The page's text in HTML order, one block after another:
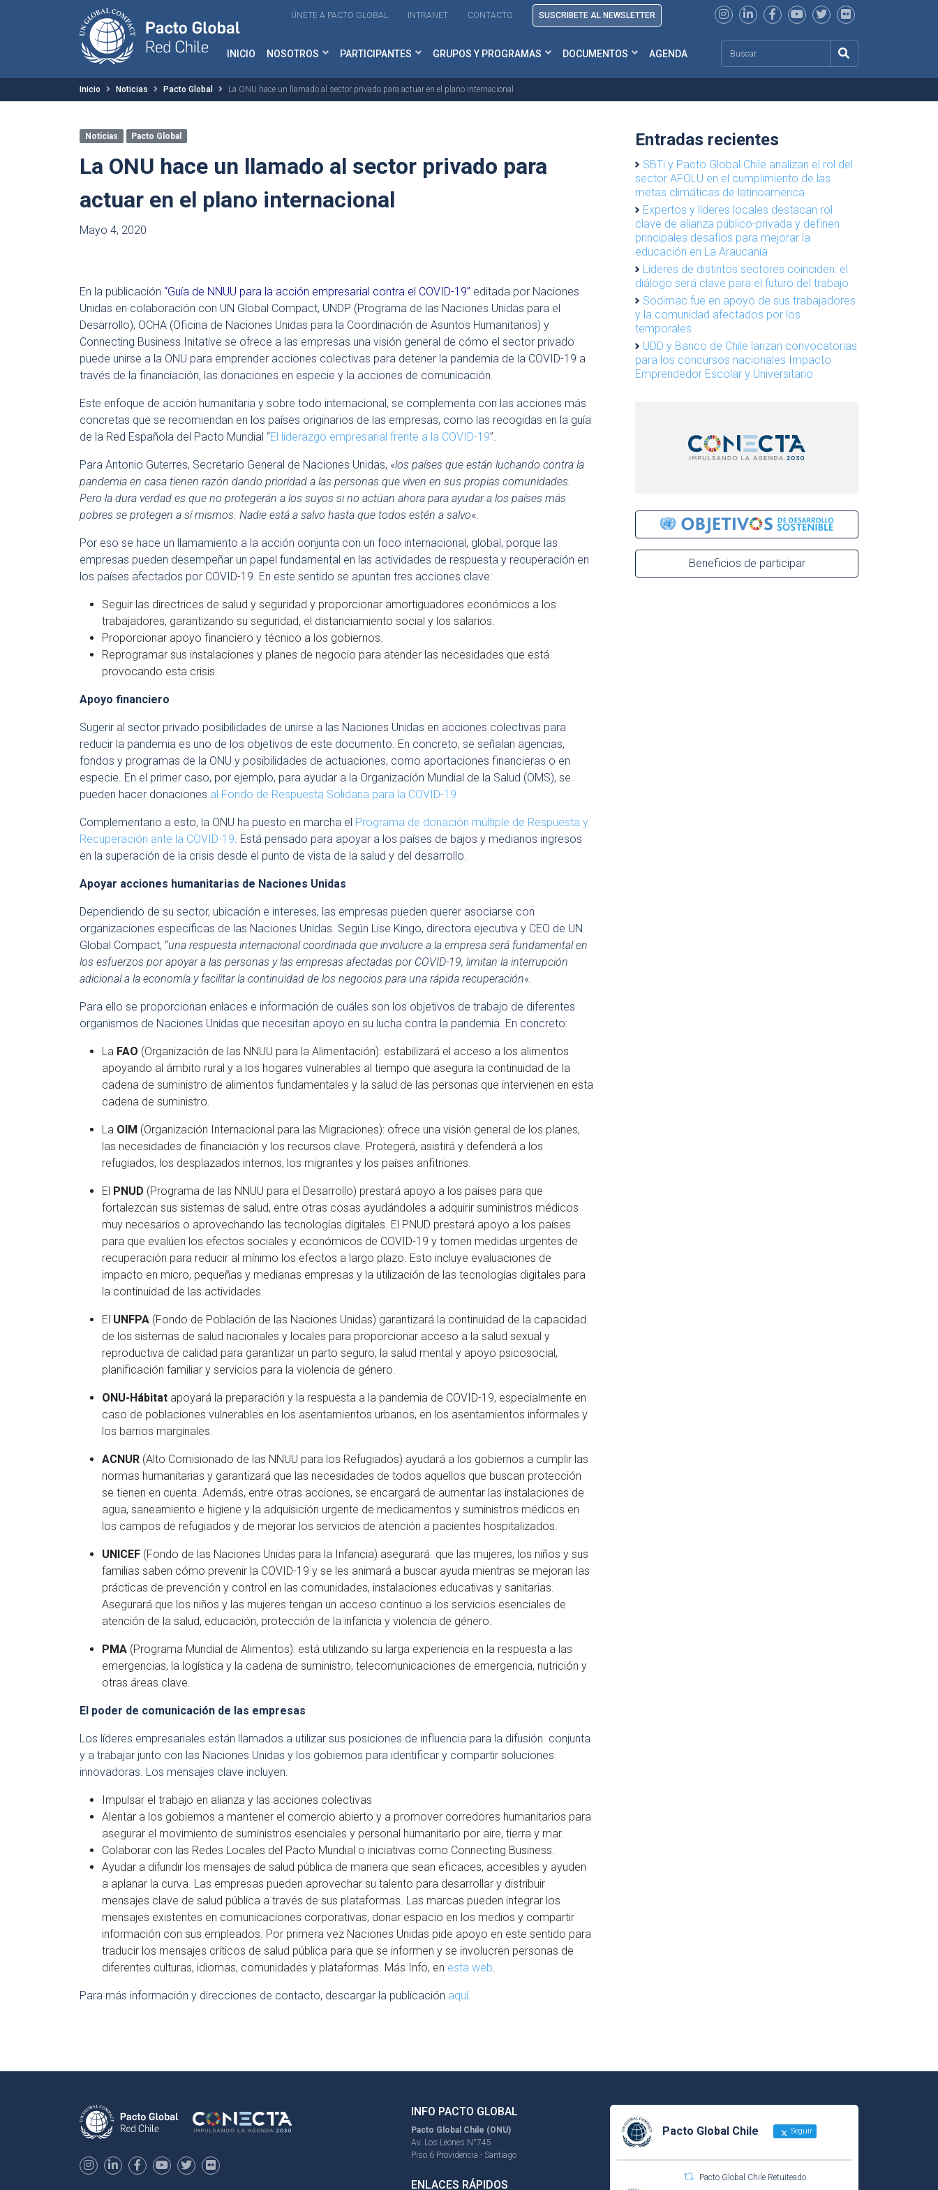
ÚNETE A PACTO GLOBAL INTRANET CONTACTO SUSCRIBETE AL NEWSLETTER
INICIO NOSOTROS PARTICIPANTES GRUPOS Y PROGRAMAS DOCUMENTOS AGENDA
Inicio Noticias Pacto Global La ONU hace un llamado al sector privado para actuar en el plano internacional
Noticias Pacto Global
La ONU hace un llamado al sector privado para
actuar en el plano internacional
Mayo 4, 2020
En la publicación “Guía de NNUU para la acción empresarial contra el COVID-19” editada por Naciones
Unidas en colaboración con UN Global Compact, UNDP (Programa de las Naciones Unidas para el
Desarrollo), OCHA (Oficina de Naciones Unidas para la Coordinación de Asuntos Humanitarios) y
Connecting Business Initative se ofrece a las empresas una visión general de cómo el sector privado
puede unirse a la ONU para emprender acciones colectivas para detener la pandemia de la COVID-19 a
través de la financiación, las donaciones en especie y la acciones de comunicación.
Este enfoque de acción humanitaria y sobre todo internacional, se complementa con las acciones más
concretas que se recomiendan en los países originarios de las empresas, como las recogidas en la guía
de la Red Española del Pacto Mundial “El liderazgo empresarial frente a la COVID-19”.
Para Antonio Guterres, Secretario General de Naciones Unidas, «los países que están luchando contra la
pandemia en casa tienen razón dando prioridad a las personas que viven en sus propias comunidades.
Pero la dura verdad es que no protegerán a los suyos si no actúan ahora para ayudar a los países más
pobres se protegen a sí mismos. Nadie está a salvo hasta que todos estén a salvo«.
Por eso se hace un llamamiento a la acción conjunta con un foco internacional, global, porque las
empresas pueden desempeñar un papel fundamental en las actividades de respuesta y recuperación en
los países afectados por COVID-19. En este sentido se apuntan tres acciones clave:
Seguir las directrices de salud y seguridad y proporcionar amortiguadores económicos a los
trabajadores, garantizando su seguridad, el distanciamiento social y los salarios.
Proporcionar apoyo financiero y técnico a los gobiernos.
Reprogramar sus instalaciones y planes de negocio para atender las necesidades que está
provocando esta crisis.
Apoyo financiero
Sugerir al sector privado posibilidades de unirse a las Naciones Unidas en acciones colectivas para
reducir la pandemia es uno de los objetivos de este documento. En concreto, se señalan agencias,
fondos y programas de la ONU y posibilidades de actuaciones, como aportaciones financieras o en
especie. En el primer caso, por ejemplo, para ayudar a la Organización Mundial de la Salud (OMS), se
pueden hacer donaciones al Fondo de Respuesta Solidaria para la COVID-19.
Complementario a esto, la ONU ha puesto en marcha el Programa de donación múltiple de Respuesta y
Recuperación ante la COVID-19. Está pensado para apoyar a los países de bajos y medianos ingresos
en la superación de la crisis desde el punto de vista de la salud y del desarrollo.
Apoyar acciones humanitarias de Naciones Unidas
Dependiendo de su sector, ubicación e intereses, las empresas pueden querer asociarse con
organizaciones específicas de las Naciones Unidas. Según Lise Kingo, directora ejecutiva y CEO de UN
Global Compact, “una respuesta internacional coordinada que involucre a la empresa será fundamental en
los esfuerzos por apoyar a las personas y las empresas afectadas por COVID-19, limitan la interrupción
adicional a la economía y facilitar la continuidad de los negocios para una rápida recuperación«.
Para ello se proporcionan enlaces e información de cuáles son los objetivos de trabajo de diferentes
organismos de Naciones Unidas que necesitan apoyo en su lucha contra la pandemia. En concreto:
La FAO (Organización de las NNUU para la Alimentación): estabilizará el acceso a los alimentos
apoyando al ámbito rural y a los hogares vulnerables al tiempo que asegura la continuidad de la
cadena de suministro de alimentos fundamentales y la salud de las personas que intervienen en esta
cadena de suministro.
La OIM (Organización Internacional para las Migraciones): ofrece una visión general de los planes,
las necesidades de financiación y los recursos clave. Protegerá, asistirá y defenderá a los
refugiados, los desplazados internos, los migrantes y los países anfitriones.
El PNUD (Programa de las NNUU para el Desarrollo) prestará apoyo a los países para que
fortalezcan sus sistemas de salud, entre otras cosas ayudándoles a adquirir suministros médicos
muy necesarios o aprovechando las tecnologías digitales. El PNUD prestará apoyo a los países
para que evalúen los efectos sociales y económicos de COVID-19 y tomen medidas urgentes de
recuperación para reducir al mínimo los efectos a largo plazo. Esto incluye evaluaciones de
impacto en micro, pequeñas y medianas empresas y la utilización de las tecnologías digitales para
la continuidad de las actividades.
El UNFPA (Fondo de Población de las Naciones Unidas) garantizará la continuidad de la capacidad
de los sistemas de salud nacionales y locales para proporcionar acceso a la salud sexual y
reproductiva de calidad para garantizar un parto seguro, la salud mental y apoyo psicosocial,
planificación familiar y servicios para la violencia de género.
ONU-Hábitat apoyará la preparación y la respuesta a la pandemia de COVID-19, especialmente en
caso de poblaciones vulnerables en los asentamientos urbanos, en los asentamientos informales y
los barrios marginales.
ACNUR (Alto Comisionado de las NNUU para los Refugiados) ayudará a los gobiernos a cumplir las
normas humanitarias y garantizará que las necesidades de todos aquellos que buscan protección
se tienen en cuenta. Además, entre otras acciones, se encargará de aumentar las instalaciones de
agua, saneamiento e higiene y la adquisición urgente de medicamentos y suministros médicos en
los campos de refugiados y de mejorar los servicios de atención a pacientes hospitalizados.
UNICEF (Fondo de las Naciones Unidas para la Infancia) asegurará que las mujeres, los niños y sus
familias saben cómo prevenir la COVID-19 y se les animará a buscar ayuda mientras se mejoran las
prácticas de prevención y control en las comunidades, instalaciones educativas y sanitarias.
Asegurará que los niños y las mujeres tengan un acceso continuo a los servicios esenciales de
atención de la salud, educación, protección de la infancia y violencia de género.
PMA (Programa Mundial de Alimentos): está utilizando su larga experiencia en la respuesta a las
emergencias, la logística y la cadena de suministro, telecomunicaciones de emergencia, nutrición y
otras áreas clave.
El poder de comunicación de las empresas
Los líderes empresariales están llamados a utilizar sus posiciones de influencia para la difusión conjunta
y a trabajar junto con las Naciones Unidas y los gobiernos para identificar y compartir soluciones
innovadoras. Los mensajes clave incluyen:
Impulsar el trabajo en alianza y las acciones colectivas
Alentar a los gobiernos a mantener el comercio abierto y a promover corredores humanitarios para
asegurar el movimiento de suministros esenciales y personal humanitario por aire, tierra y mar.
Colaborar con las Redes Locales del Pacto Mundial o iniciativas como Connecting Business.
Ayudar a difundir los mensajes de salud pública de manera que sean eficaces, accesibles y ayuden
a aplanar la curva. Las empresas pueden aprovechar su talento para desarrollar y distribuir
mensajes clave de salud pública a través de sus plataformas. Las marcas pueden integrar los
mensajes existentes en comunicaciones corporativas, donar espacio en los medios y compartir
información con sus empleados. Por primera vez Naciones Unidas pide apoyo en este sentido para
traducir los mensajes críticos de salud pública para que se informen y se involucren personas de
diferentes culturas, idiomas, comunidades y plataformas. Más Info, en esta web.
Para más información y direcciones de contacto, descargar la publicación aquí.
Entradas recientes
SBTi y Pacto Global Chile analizan el rol del
sector AFOLU en el cumplimiento de las
metas climáticas de latinoamérica
Expertos y líderes locales destacan rol
clave de alianza público-privada y definen
principales desafíos para mejorar la
educación en La Araucanía
Líderes de distintos sectores coinciden: el
diálogo será clave para el futuro del trabajo
Sodimac fue en apoyo de sus trabajadores
y la comunidad afectados por los
temporales
UDD y Banco de Chile lanzan convocatorias
para los concursos nacionales Impacto
Emprendedor Escolar y Universitario
Beneficios de participar
INFO PACTO GLOBAL
Pacto Global Chile (ONU)
Av. Los Leones N°745
Piso 6 Providencia - Santiago
ENLACES RÁPIDOS
Pacto Global Chile Seguir
Pacto Global Chile Retuiteado